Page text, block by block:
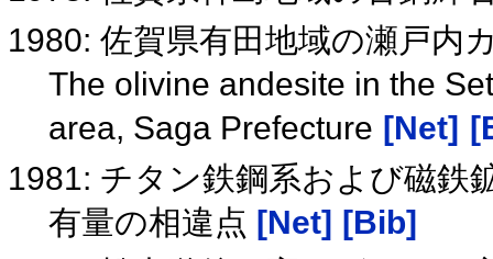
1980: 佐賀県有田地域の瀬戸内
The olivine andesite in the
area, Saga Prefecture [Net]
1981: チタン鉄鋼系および磁鉄
有量の相違点 [Net] [Bib]